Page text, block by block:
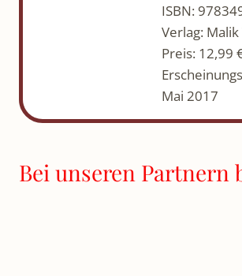
ISBN:
Verlag:
Preis: 12,99
Mai 2017
Bei unseren Partnern